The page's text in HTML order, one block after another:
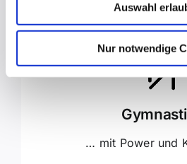
Auswahl
Nur notwendige
… mit Power und